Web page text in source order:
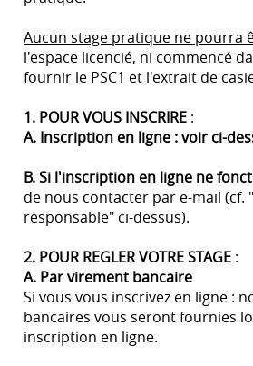
Aucun stage pratique ne pourra
l'espace licencié, ni commencé
fournir le PSC1 et l'extrait de
1. POUR VOUS INSCRIRE :
A. Inscription en ligne : voir ci-
B. Si l'inscription en ligne ne
de nous contacter par e-mail (cf.
responsable" ci-dessus).
2. POUR REGLER VOTRE STAGE :
A. Par virement bancaire
Si vous vous inscrivez en ligne :
bancaires vous seront fournies
inscription en ligne.